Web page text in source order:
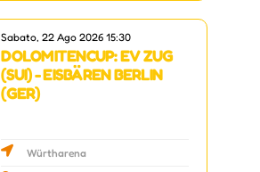
Sabato, 22 Ago 2026 15:30
DOLOMITENCUP: EV ZUG
(SUI) - EISBÄREN BERLIN
(GER)
Würtharena